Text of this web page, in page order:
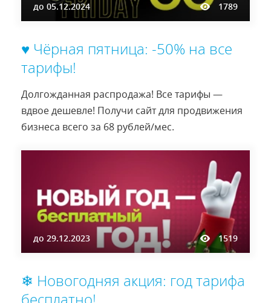
до 05.12.2024 1789
♥ Чёрная пятница: -50% на все
тарифы!
Долгожданная распродажа! Все тарифы —
вдвое дешевле! Получи сайт для продвижения
бизнеса всего за 68 рублей/мес.
до 29.12.2023 1519
❄ Новогодняя акция: год тарифа